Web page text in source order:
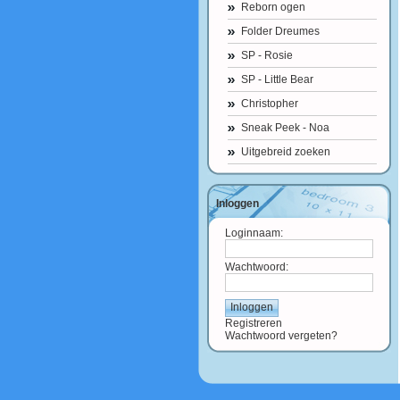
Reborn ogen
Folder Dreumes
SP - Rosie
SP - Little Bear
Christopher
Sneak Peek - Noa
Uitgebreid zoeken
Inloggen
Loginnaam:
Wachtwoord:
Registreren
Wachtwoord vergeten?